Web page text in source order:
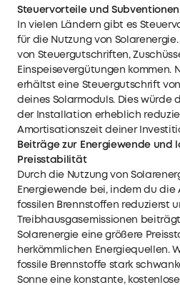
Steuervorteile und
In vielen Ländern gibt es
für die Nutzung von Solarenergie.
von Steuergutschriften,
Einspeisevergütungen kommen.
erhältst eine Steuergutschrift
deines Solarmoduls. Dies würde
der Installation erheblich
Amortisationszeit deiner
Beiträge zur Energiewende und
Preisstabilität
Durch die Nutzung von
Energiewende bei, indem du die
fossilen Brennstoffen reduzierst
Treibhausgasemissionen
Solarenergie eine größere
herkömmlichen Energiequellen.
fossile Brennstoffe stark
Sonne eine konstante,